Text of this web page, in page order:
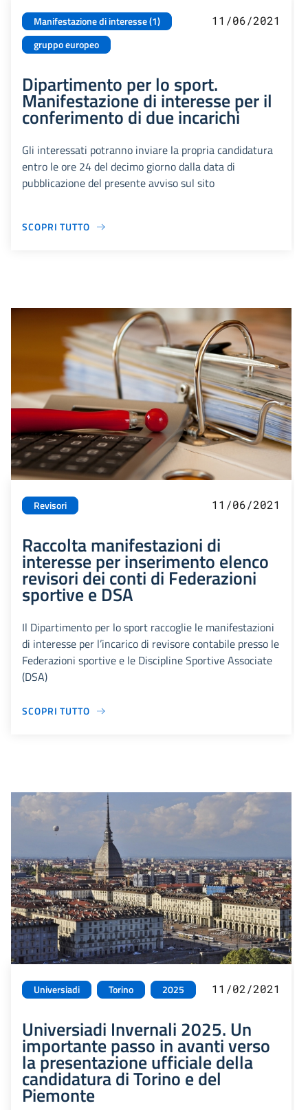
Manifestazione di interesse (1)
gruppo europeo
11/06/2021
Dipartimento per lo sport.
Manifestazione di interesse per il
conferimento di due incarichi
Gli interessati potranno inviare la propria candidatura
entro le ore 24 del decimo giorno dalla data di
pubblicazione del presente avviso sul sito
SCOPRI TUTTO
Revisori 11/06/2021
Raccolta manifestazioni di
interesse per inserimento elenco
revisori dei conti di Federazioni
sportive e DSA
Il Dipartimento per lo sport raccoglie le manifestazioni
di interesse per l’incarico di revisore contabile presso le
Federazioni sportive e le Discipline Sportive Associate
(DSA)
SCOPRI TUTTO
Universiadi Torino 2025 11/02/2021
Universiadi Invernali 2025. Un
importante passo in avanti verso
la presentazione ufficiale della
candidatura di Torino e del
Piemonte